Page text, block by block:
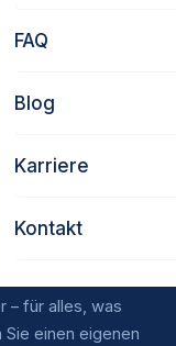
FAQ
Blog
Karriere
Kontakt
fairen Preisen. Für
an
Sie haben einen
– für alles, was
einen eigenen